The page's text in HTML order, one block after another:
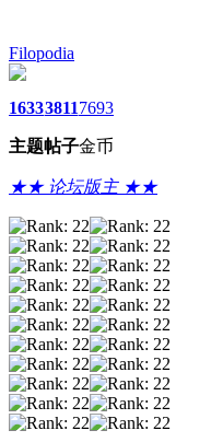
Filopodia
1633
主题
3811
帖子
7693
金币
★★ 论坛版主 ★★